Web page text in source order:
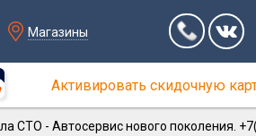
Магазины
Активировать скидочную
СТО - Автосервис нового поколения.